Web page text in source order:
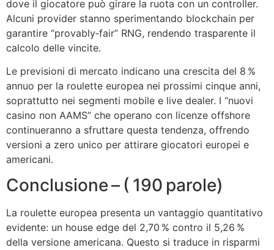
dove il giocatore può girare la ruota con un controller.
Alcuni provider stanno sperimentando blockchain per
garantire “provably‑fair” RNG, rendendo trasparente il
calcolo delle vincite.
Le previsioni di mercato indicano una crescita del 8 %
annuo per la roulette europea nei prossimi cinque anni,
soprattutto nei segmenti mobile e live dealer. I “nuovi
casino non AAMS” che operano con licenze offshore
continueranno a sfruttare questa tendenza, offrendo
versioni a zero unico per attirare giocatori europei e
americani.
Conclusione – ( 190 parole)
La roulette europea presenta un vantaggio quantitativo
evidente: un house edge del 2,70 % contro il 5,26 %
della versione americana. Questo si traduce in risparmi